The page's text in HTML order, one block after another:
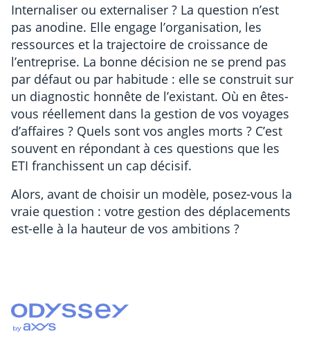
Internaliser ou externaliser ? La question n’est
pas anodine. Elle engage l’organisation, les
ressources et la trajectoire de croissance de
l’entreprise. La bonne décision ne se prend pas
par défaut ou par habitude : elle se construit sur
un diagnostic honnête de l’existant. Où en êtes-
vous réellement dans la gestion de vos voyages
d’affaires ? Quels sont vos angles morts ? C’est
souvent en répondant à ces questions que les
ETI franchissent un cap décisif.
Alors, avant de choisir un modèle, posez-vous la
vraie question : votre gestion des déplacements
est-elle à la hauteur de vos ambitions ?